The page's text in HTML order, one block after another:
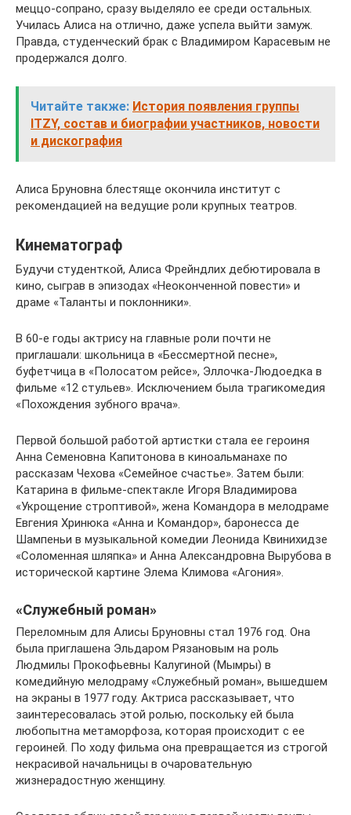
меццо-сопрано, сразу выделяло ее среди остальных.
Училась Алиса на отлично, даже успела выйти замуж.
Правда, студенческий брак с Владимиром Карасевым не
продержался долго.
Читайте также: История появления группы
ITZY, состав и биографии участников, новости
и дискография
Алиса Бруновна блестяще окончила институт с
рекомендацией на ведущие роли крупных театров.
Кинематограф
Будучи студенткой, Алиса Фрейндлих дебютировала в
кино, сыграв в эпизодах «Неоконченной повести» и
драме «Таланты и поклонники».
В 60-е годы актрису на главные роли почти не
приглашали: школьница в «Бессмертной песне»,
буфетчица в «Полосатом рейсе», Эллочка-Людоедка в
фильме «12 стульев». Исключением была трагикомедия
«Похождения зубного врача».
Первой большой работой артистки стала ее героиня
Анна Семеновна Капитонова в киноальманахе по
рассказам Чехова «Семейное счастье». Затем были:
Катарина в фильме-спектакле Игоря Владимирова
«Укрощение строптивой», жена Командора в мелодраме
Евгения Хринюка «Анна и Командор», баронесса де
Шампеньи в музыкальной комедии Леонида Квинихидзе
«Соломенная шляпка» и Анна Александровна Вырубова в
исторической картине Элема Климова «Агония».
«Служебный роман»
Переломным для Алисы Бруновны стал 1976 год. Она
была приглашена Эльдаром Рязановым на роль
Людмилы Прокофьевны Калугиной (Мымры) в
комедийную мелодраму «Служебный роман», вышедшем
на экраны в 1977 году. Актриса рассказывает, что
заинтересовалась этой ролью, поскольку ей была
любопытна метаморфоза, которая происходит с ее
героиней. По ходу фильма она превращается из строгой
некрасивой начальницы в очаровательную
жизнерадостную женщину.